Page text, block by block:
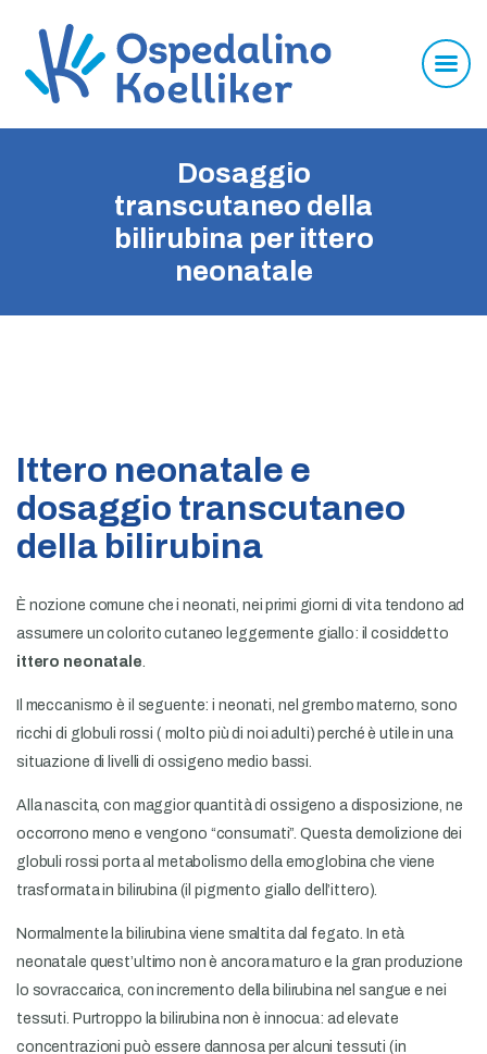
Dosaggio
transcutaneo della
bilirubina per ittero
neonatale
Ritiro referti
Prenota Online
News e approfondimenti
Contatti e prenotazioni
Ittero neonatale e
dosaggio transcutaneo
della bilirubina
È nozione comune che i neonati, nei primi giorni di vita tendono ad
assumere un colorito cutaneo leggermente giallo: il cosiddetto
ittero neonatale
Il meccanismo è il seguente: i neonati, nel grembo materno, sono
ricchi di globuli rossi ( molto più di noi adulti) perché è utile in una
situazione di livelli di ossigeno medio bassi.
Alla nascita, con maggior quantità di ossigeno a disposizione, ne
occorrono meno e vengono “consumati”. Questa demolizione dei
globuli rossi porta al metabolismo della emoglobina che viene
trasformata in bilirubina (il pigmento giallo dell’ittero).
Normalmente la bilirubina viene smaltita dal fegato. In età
neonatale quest’ultimo non è ancora maturo e la gran produzione
lo sovraccarica, con incremento della bilirubina nel sangue e nei
tessuti. Purtroppo la bilirubina non è innocua: ad elevate
concentrazioni può essere dannosa per alcuni tessuti (in